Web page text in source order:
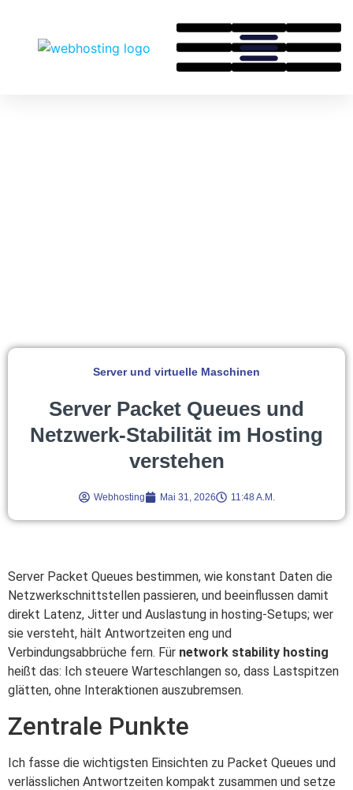
Server und virtuelle Maschinen
Server Packet Queues und
Netzwerk-Stabilität im Hosting
verstehen
Webhosting Mai 31, 2026 11:48 A.m.
Server Packet Queues bestimmen, wie konstant Daten die
Netzwerkschnittstellen passieren, und beeinflussen damit
direkt Latenz, Jitter und Auslastung in hosting-Setups; wer
sie versteht, hält Antwortzeiten eng und
Verbindungsabbrüche fern. Für network stability hosting
heißt das: Ich steuere Warteschlangen so, dass Lastspitzen
glätten, ohne Interaktionen auszubremsen.
Zentrale Punkte
Ich fasse die wichtigsten Einsichten zu Packet Queues und
verlässlichen Antwortzeiten kompakt zusammen und setze